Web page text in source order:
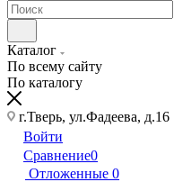
Каталог
По всему сайту
По каталогу
г.Тверь, ул.Фадеева, д.16
Войти
Сравнение0
Отложенные 0